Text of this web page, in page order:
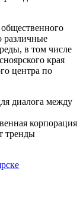
различные
в том числе
края
центра по
диалога между
корпорация
тренды